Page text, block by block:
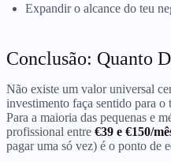
Expandir o alcance do teu
Conclusão: Quanto
Não existe um valor universal
investimento faça sentido para o
Para a maioria das pequenas e
profissional entre €39 e €150/
pagar uma só vez) é o ponto de